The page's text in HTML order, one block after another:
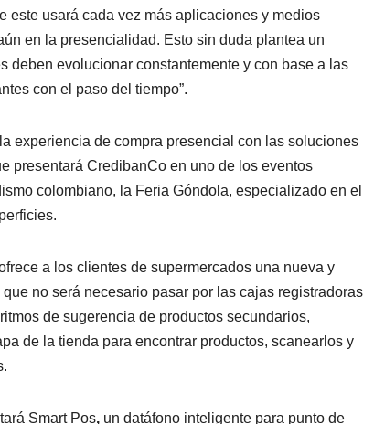
este usará cada vez más aplicaciones y medios
en la presencialidad. Esto sin duda plantea un
deben evolucionar constantemente y con base a las
con el paso del tiempo”.
experiencia de compra presencial con las soluciones
presentará CredibanCo en uno de los eventos
colombiano, la Feria Góndola, especializado en el
a los clientes de supermercados una nueva y
no será necesario pasar por las cajas registradoras
de sugerencia de productos secundarios,
de la tienda para encontrar productos, scanearlos y
Smart Pos, un datáfono inteligente para punto de